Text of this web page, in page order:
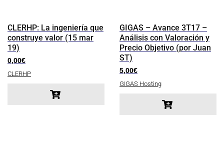
CLERHP: La ingeniería que
construye valor (15 mar
19)
0,00€
CLERHP
GIGAS – Avance 3T17 –
Análisis con Valoración y
Precio Objetivo (por Juan
ST)
5,00€
GIGAS Hosting